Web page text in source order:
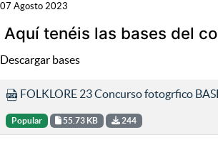
07 Agosto 2023
Aquí tenéis las bases del
Descargar bases
FOLKLORE 23 Concurso fotogrfico
Popular 55.73 KB 244